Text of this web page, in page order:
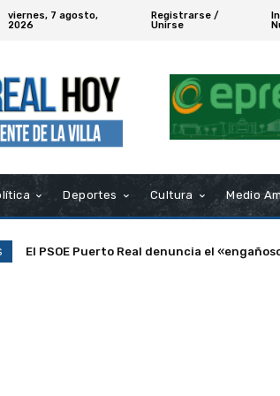
viernes, 7 agosto,
2026
Registrarse /
Unirse
Deportes Cultura Medio
El PSOE Puerto Real denuncia el «engañoso
La Asociación Rampa de Puerto Real